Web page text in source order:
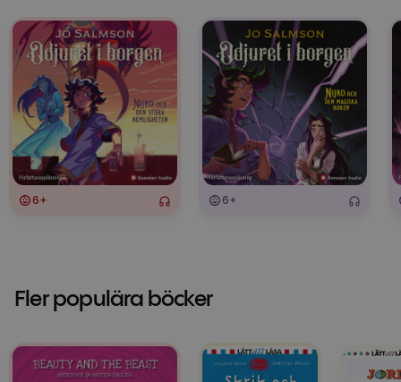
6+ 6+
Fler populära böcker